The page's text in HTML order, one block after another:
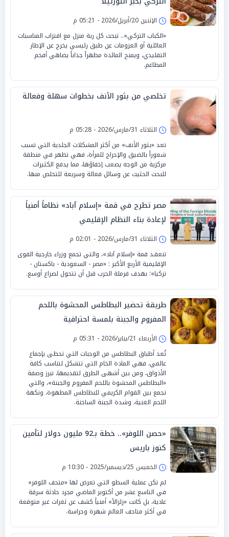
الإثنين 20/أبريل/2026 - 05:21 م
«الكباب التركي».. تبحث كل ربة منزل مع اقتراب المناسبات
العائلية أو العزومات عن طبق رئيسي يخرج عن الإطار
التقليدي، ويمنح المائدة مظهراً جذاباً يضاهي أفخم
المطاعم.
تخلصي من بثور الأنف بخطوات سهلة وفعالة
الثلاثاء 31/مارس/2026 - 05:28 م
تعد «بثور الأنف» من أكثر المشكلات الجلدية التي تسبب
شعوراً بالضيق والإحراج للمرأة، فهي تظهر في منطقة
مركزية من الوجه يصعب إخفاؤها، مما يدفع الكثيرات
للبحث الحثيث عن وسائل فعالة وسريعة للتخلص منها.
مصر تطرح في قمة «إسلام آباد» نظاماً أمنياً
لإعادة بناء النظام الإقليمي
الثلاثاء 31/مارس/2026 - 02:01 م
تنعقـد قمة «إسلام آباد»، والتي تجمع وزراء خارجية القوى
الإقليمية الأربع الأكبر : «مصر - السعودية - باكستان -
تركيا»؛ بهدف فرملة الحرب قبل أن تتحول لصراع أوسع.
طريقة تحضير البطاطس المحشوة باللحم
المفروم والجبنة بلمسة احترافية
الأربعاء 21/يناير/2026 - 05:31 م
تُعد أطباق البطاطس من الوجبات التي تحظى بإجماع
عالمي، فهي المادة الخام التي تتشكل لتناسب كافة
الأذواق، ومن بين أشهى الطرق لتقديمها، تبرز وصفة
«البطاطس المحشوة باللحم المفروم والجبنة»، والتي
تجمع بين القوام الكريمي للبطاطس المطهوة، ونكهة
اللحم الغنية، وشدة الجبنة الساخنة.
«حصن اللوفر».. خطة بـ92 مليون دولار لتأمين
كنوز باريس
الخميس 25/ديسمبر/2025 - 10:30 م
لم تكن عملية السطو التي تعرض لها «متحف اللوفر»
في التاسع عشر من أكتوبر الماضي مجرد حادثة سرقة
عادية، بل كانت «زلزالاً» أمنياً كشف عن ثغرات غير متوقعة
في أكثر متاحف العالم شهرة وحراسة.